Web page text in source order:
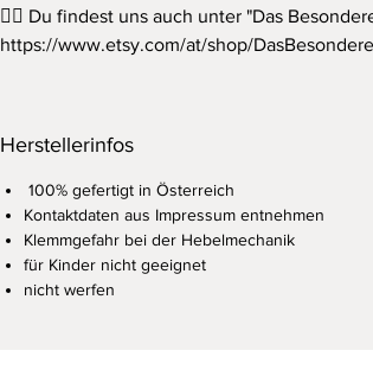
👇🏻 Du findest uns auch unter "Das
https://www.etsy.com/at/shop/
Herstellerinfos
100% gefertigt in Österreich
Kontaktdaten aus Impressum entnehmen
Klemmgefahr bei der Hebelmechanik
für Kinder nicht geeignet
nicht werfen